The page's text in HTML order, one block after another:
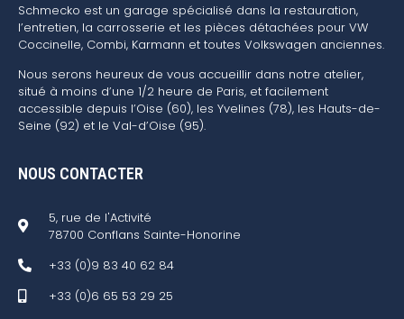
Schmecko est un garage spécialisé dans la restauration,
l’entretien, la carrosserie et les pièces détachées pour VW
Coccinelle, Combi, Karmann et toutes Volkswagen anciennes.
Nous serons heureux de vous accueillir dans notre atelier,
situé à moins d’une 1/2 heure de Paris, et facilement
accessible depuis l’Oise (60), les Yvelines (78), les Hauts-de-
Seine (92) et le Val-d’Oise (95).
NOUS CONTACTER
5, rue de l'Activité
78700 Conflans Sainte-Honorine
+33 (0)9 83 40 62 84
+33 (0)6 65 53 29 25